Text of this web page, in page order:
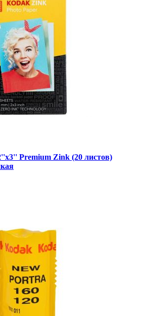
Premium Zink (20 листов)